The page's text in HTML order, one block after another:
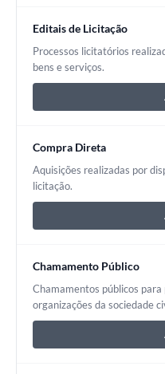
Editais de Licitação
Processos licitatórios
bens e serviços.
Compra Direta
Aquisições realizadas por
licitação.
Chamamento Público
Chamamentos públicos
organizações da sociedade